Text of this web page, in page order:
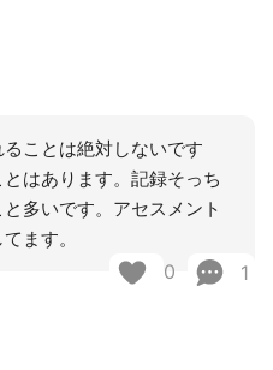
ことは絶対しないです
はあります。記録そっち
多いです。アセスメント
ます。
0 1